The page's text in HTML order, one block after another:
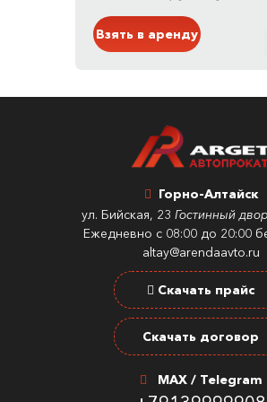
Взять в аренду
Горно-Алтайск
ул. Бийская, 23 Гостинный
Ежедневно с 08:00 до 20:00
altay@arendaavto.ru
Скачать прайс
Скачать договор
MAX / Telegram